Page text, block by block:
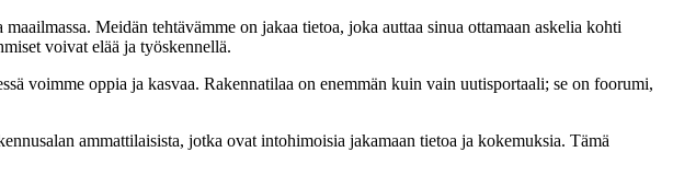
Meidän tehtävämme on jakaa tietoa, joka auttaa sinua ottamaan askelia kohti
voivat elää ja työskennellä.
voimme oppia ja kasvaa. Rakennatilaa on enemmän kuin vain uutisportaali; se on foorumi,
ammattilaisista, jotka ovat intohimoisia jakamaan tietoa ja kokemuksia. Tämä